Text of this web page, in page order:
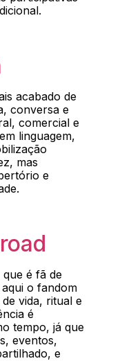
acabado de
conversa e
comercial e
linguagem,
mas
e
é fã de
o fandom
vida, ritual e
é
tempo, já que
eventos,
e